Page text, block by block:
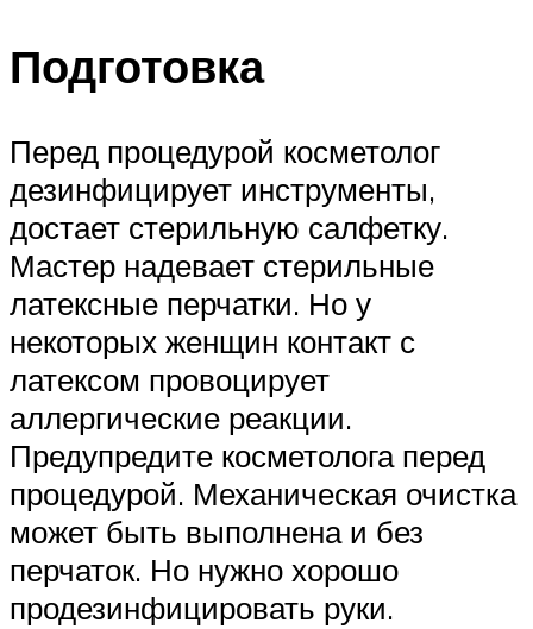
Подготовка
Перед процедурой косметолог
дезинфицирует инструменты,
достает стерильную салфетку.
Мастер надевает стерильные
латексные перчатки. Но у
некоторых женщин контакт с
латексом провоцирует
аллергические реакции.
Предупредите косметолога перед
процедурой. Механическая очистка
может быть выполнена и без
перчаток. Но нужно хорошо
продезинфицировать руки.